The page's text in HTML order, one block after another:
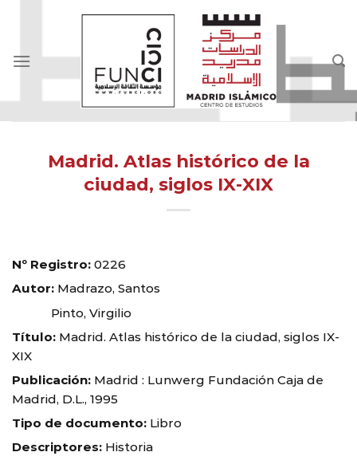
Madrid. Atlas histórico de la
ciudad, siglos IX-XIX
Nº Registro: 0226
Autor: Madrazo, Santos
Pinto, Virgilio
Título: Madrid. Atlas histórico de la ciudad, siglos IX-
XIX
Publicación: Madrid : Lunwerg Fundación Caja de
Madrid, D.L., 1995
Tipo de documento: Libro
Descriptores: Historia